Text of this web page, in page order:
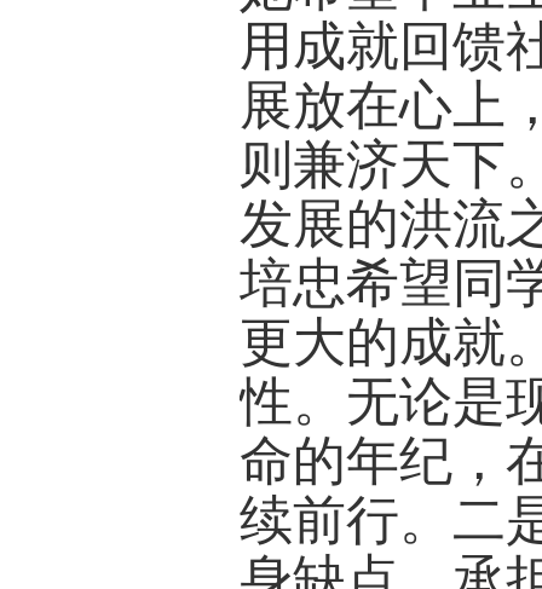
从实验
业课程
范韶
来对学
短暂相
到毕业
勃。她
秉持长